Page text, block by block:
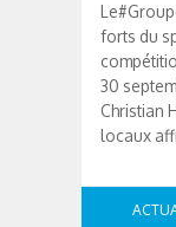
forts du
30
Christian
locaux